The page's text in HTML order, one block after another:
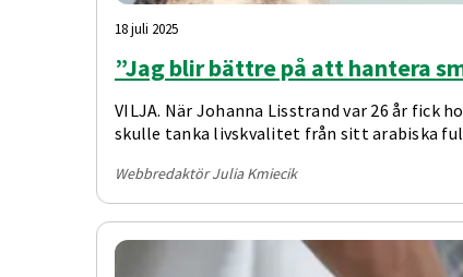
18 juli 2025
”Jag blir bättre på att hantera
VILJA. När Johanna Lisstrand var 26 år fick
skulle tanka livskvalitet från sitt arabiska
Webbredaktör Julia Kmiecik